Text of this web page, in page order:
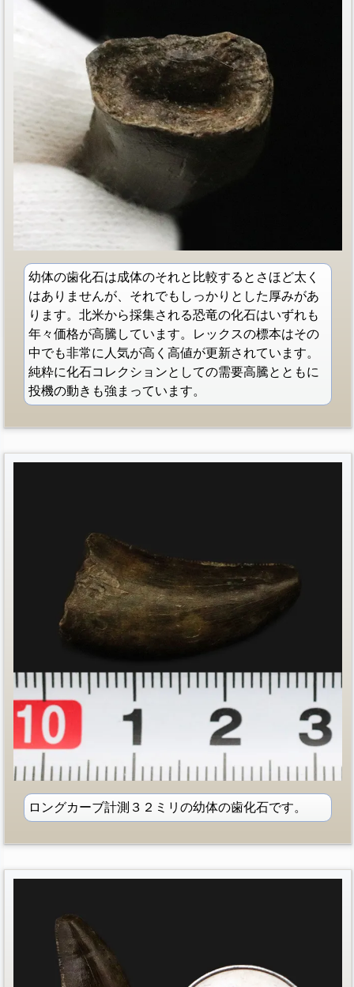
幼体の歯化石は成体のそれと比較するとさほど太く
はありませんが、それでもしっかりとした厚みがあ
ります。北米から採集される恐竜の化石はいずれも
年々価格が高騰しています。レックスの標本はその
中でも非常に人気が高く高値が更新されています。
純粋に化石コレクションとしての需要高騰とともに
投機の動きも強まっています。
ロングカーブ計測３２ミリの幼体の歯化石です。